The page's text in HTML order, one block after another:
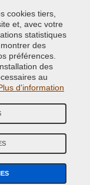
cookies tiers,
et, avec votre
statistiques
des
préférences.
des
au
d'information